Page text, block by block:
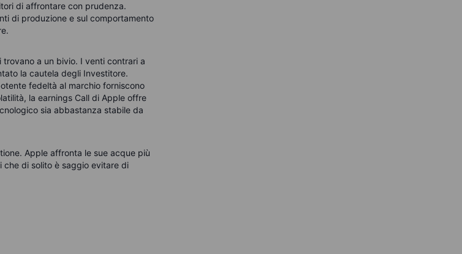
di affrontare con prudenza.
di produzione e sul comportamento
a un bivio. I venti contrari a
la cautela degli Investitore.
fedeltà al marchio forniscono
la earnings Call di Apple offre
sia abbastanza stabile da
Apple affronta le sue acque più
che di solito è saggio evitare di